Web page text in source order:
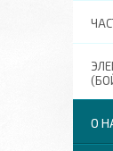
О